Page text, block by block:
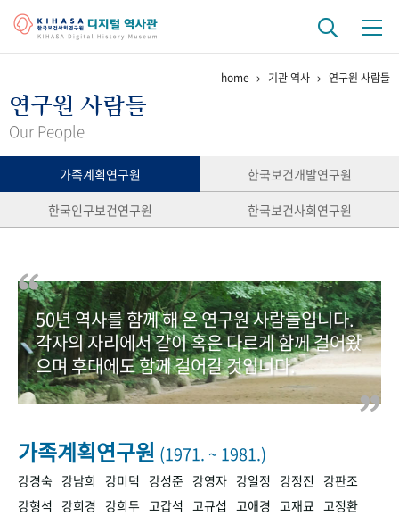
걸어온 길 기관 변천사
연구 역사
정책과 연구 키워드로 보는 연구 역사
연구자들
간행물 변천사
기록물 아카이브
사진 아카이브 문서 기록물 행정박물 영상 기록물
50+1주년 기념
+1
VR 역사관
home 기관 역사 연구원 사람들
연구원 사람들
Our People
가족계획연구원
한국보건개발연구원
한국인구보건연구원
한국보건사회연구원
50년 역사를 함께 해 온 연구원 사람들입니다.
각자의 자리에서 같이 혹은 다르게 함께 걸어왔
으며 후대에도 함께 걸어갈 것입니다.
가족계획연구원 (1971. ~ 1981.)
강경숙 강남희 강미덕 강성준 강영자 강일정 강정진
강판조
강형석
강희경 강희두 고갑석 고규섭 고애경 고재묘 고정환